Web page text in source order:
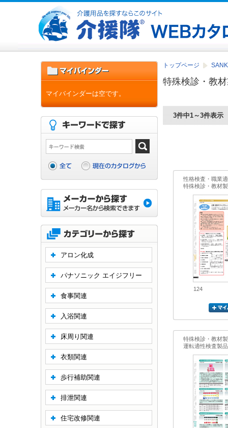
トップページ
特殊検診・教
3件中1～3件表示
性格検査・職業
特殊検診・教材
124
特殊検診・教材
運転適性検査製品
マイバインダーは空です。
アロン化成
パナソニック エイジフリー
食事関連
入浴関連
床周り関連
衣類関連
歩行補助関連
排泄関連
住宅改修関連